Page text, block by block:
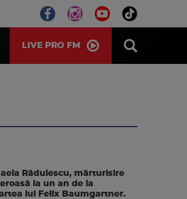
LIVE PRO FM
Rădulescu, mărturisire
la un an de la
lui Felix Baumgartner.